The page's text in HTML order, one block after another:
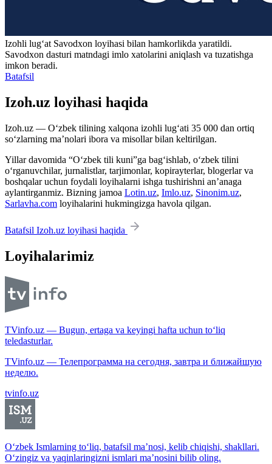
Izohli lugʻat Savodxon loyihasi bilan hamkorlikda yaratildi.
Savodxon dasturi matndagi imlo xatolarini aniqlash va tuzatishga
imkon beradi.
Batafsil
Izoh.uz loyihasi haqida
Izoh.uz — O‘zbek tilining xalqona izohli lug‘ati 35 000 dan ortiq
so‘zlarning ma’nolari ibora va misollar bilan keltirilgan.
Yillar davomida “O‘zbek tili kuni”ga bag‘ishlab, o‘zbek tilini
o‘rganuvchilar, jurnalistlar, tarjimonlar, kopirayterlar, blogerlar va
boshqalar uchun foydali loyihalarni ishga tushirishni an’anaga
aylantirganmiz. Bizning jamoa Lotin.uz, Imlo.uz, Sinonim.uz,
Sarlavha.com loyihalarini hukmingizga havola qilgan.
Batafsil Izoh.uz loyihasi haqida
Loyihalarimiz
TVinfo.uz — Bugun, ertaga va keyingi hafta uchun to‘liq
teledasturlar.
TVinfo.uz — Телепрограмма на сегодня, завтра и ближайшую
неделю.
tvinfo.uz
O‘zbek Ismlarning to‘liq, batafsil ma’nosi, kelib chiqishi, shakllari.
O‘zingiz va yaqinlaringizni ismlari ma’nosini bilib oling.